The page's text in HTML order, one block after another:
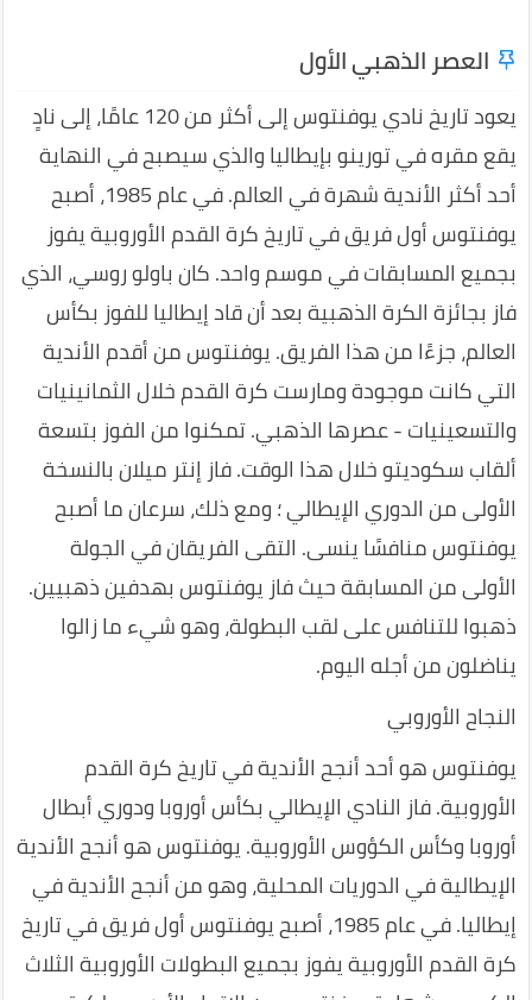
العصر الذهبي الأول
يعود تاريخ نادي يوفنتوس إلى أكثر من 120 عامًا، إلى نادٍ
يقع مقره في تورينو بإيطاليا والذي سيصبح في النهاية
أحد أكثر الأندية شهرة في العالم. في عام 1985، أصبح
يوفنتوس أول فريق في تاريخ كرة القدم الأوروبية يفوز
بجميع المسابقات في موسم واحد. كان باولو روسي، الذي
فاز بجائزة الكرة الذهبية بعد أن قاد إيطاليا للفوز بكأس
العالم، جزءًا من هذا الفريق. يوفنتوس من أقدم الأندية
التي كانت موجودة ومارست كرة القدم خلال الثمانينيات
والتسعينيات - عصرها الذهبي. تمكنوا من الفوز بتسعة
ألقاب سكوديتو خلال هذا الوقت. فاز إنتر ميلان بالنسخة
الأولى من الدوري الإيطالي ؛ ومع ذلك، سرعان ما أصبح
يوفنتوس منافسًا ينسى. التقى الفريقان في الجولة
الأولى من المسابقة حيث فاز يوفنتوس بهدفين ذهبيين.
ذهبوا للتنافس على لقب البطولة، وهو شيء ما زالوا
يناضلون من أجله اليوم.
النجاح الأوروبي
يوفنتوس هو أحد أنجح الأندية في تاريخ كرة القدم
الأوروبية. فاز النادي الإيطالي بكأس أوروبا ودوري أبطال
أوروبا وكأس الكؤوس الأوروبية. يوفنتوس هو أنجح الأندية
الإيطالية في الدوريات المحلية، وهو من أنجح الأندية في
إيطاليا. في عام 1985، أصبح يوفنتوس أول فريق في تاريخ
كرة القدم الأوروبية يفوز بجميع البطولات الأوروبية الثلاث